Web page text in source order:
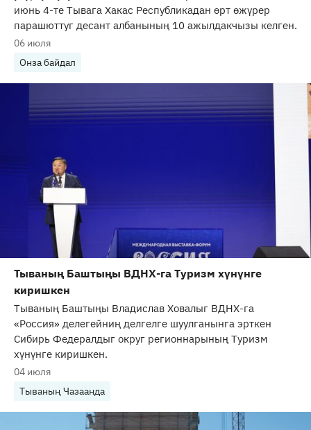
июнь 4-те Тывага Хакас Республикадан өрт өжүрер
парашюттуг десант албанының 10 ажылдакчызы келген.
06 июля
Онза байдал
Тываның Баштыңы ВДНХ-га Туризм хүнүнге
киришкен
Тываның Баштыңы Владислав Ховалыг ВДНХ-га
«Россия» делегейниң делгелге шуулганынга эрткен
Сибирь Федералдыг округ регионнарының Туризм
хүнүнге киришкен.
04 июля
Тываның Чазаанда